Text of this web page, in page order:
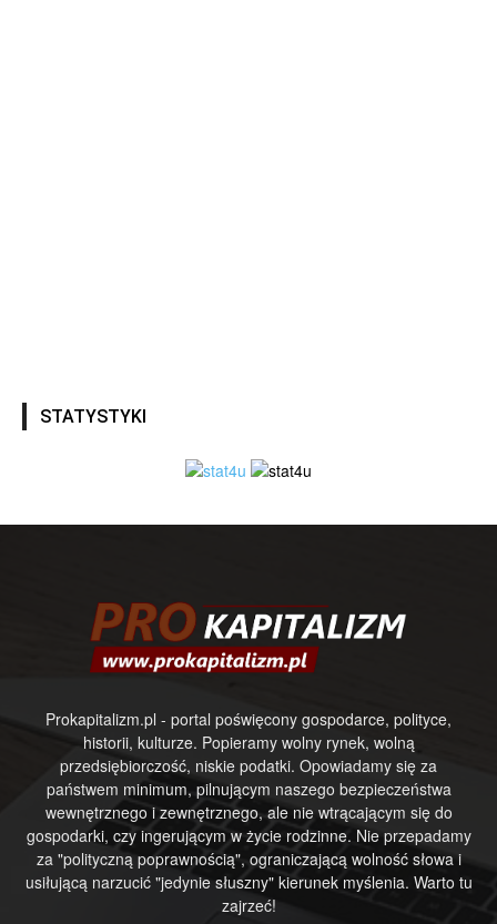
STATYSTYKI
Prokapitalizm.pl - portal poświęcony gospodarce, polityce,
historii, kulturze. Popieramy wolny rynek, wolną
przedsiębiorczość, niskie podatki. Opowiadamy się za
państwem minimum, pilnującym naszego bezpieczeństwa
wewnętrznego i zewnętrznego, ale nie wtrącającym się do
gospodarki, czy ingerującym w życie rodzinne. Nie przepadamy
za "polityczną poprawnością", ograniczającą wolność słowa i
usiłującą narzucić "jedynie słuszny" kierunek myślenia. Warto tu
zajrzeć!